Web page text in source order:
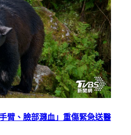
臂、臉部濺血」重傷緊急送醫